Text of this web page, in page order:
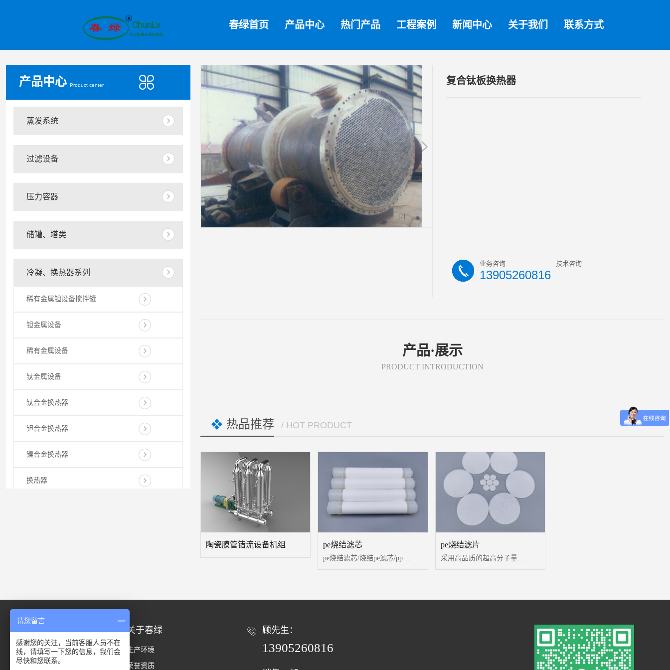
春绿首页 产品中心 热门产品 工程案例 新闻中心 关于我们 联系方式
产品中心 Product center
蒸发系统
过滤设备
压力容器
储罐、塔类
冷凝、换热器系列
稀有金属钽设备搅拌罐
钽金属设备
稀有金属设备
钛金属设备
钛合金换热器
钽合金换热器
镍合金换热器
换热器
I型不可拆式螺旋板换热器
搪玻璃冷凝器
1/1
复合钛板换热器
业务咨询
13905260816
技术咨询
产品·展示
PRODUCT INTRODUCTION
热品推荐 / HOT PRODUCT
陶瓷膜管错流设备机组 pe烧结滤芯 pe烧结滤片
采用高品质的超高分子量聚乙烯为主要原料
产品分类
蒸发系统
过滤设备
关于春绿
生产环境
荣誉资质
顾先生：
13905260816
请您留言
感谢您的关注，当前客服人员不在
线，请填写一下您的信息，我们会
尽快和您联系。